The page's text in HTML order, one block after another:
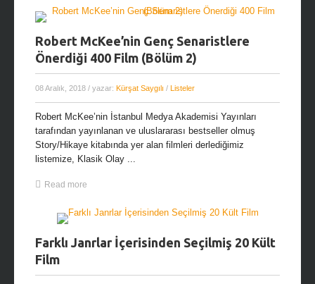
Robert McKee’nin Genç Senaristlere
Önerdiği 400 Film (Bölüm 2)
08 Aralık, 2018 / yazar: Kürşat Saygılı / Listeler
Robert McKee’nin İstanbul Medya Akademisi Yayınları
tarafından yayınlanan ve uluslararası bestseller olmuş
Story/Hikaye kitabında yer alan filmleri derlediğimiz
listemize, Klasik Olay ...
Read more
Farklı Janrlar İçerisinden Seçilmiş 20 Kült
Film